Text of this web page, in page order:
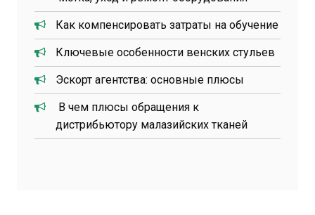
Как компенсировать затраты на обучение
Ключевые особенности венских стульев
Эскорт агентства: основные плюсы
В чем плюсы обращения к
дистрибьютору малазийских тканей